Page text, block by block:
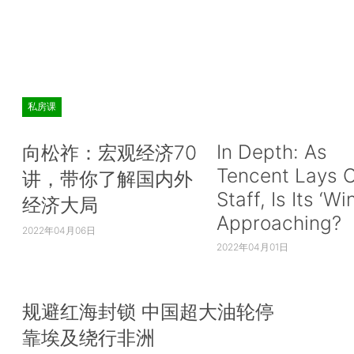
私房课
向松祚：宏观经济70
讲，带你了解国内外
经济大局
2022年04月06日
In Depth: As
Tencent Lays
Staff, Is Its
Approaching?
2022年04月01日
规避红海封锁 中国超大油轮停
靠埃及绕行非洲